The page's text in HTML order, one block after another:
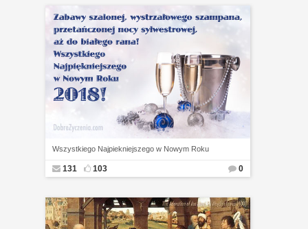
Wszystkiego Najpiekniejszego w Nowym Roku
131 103 0